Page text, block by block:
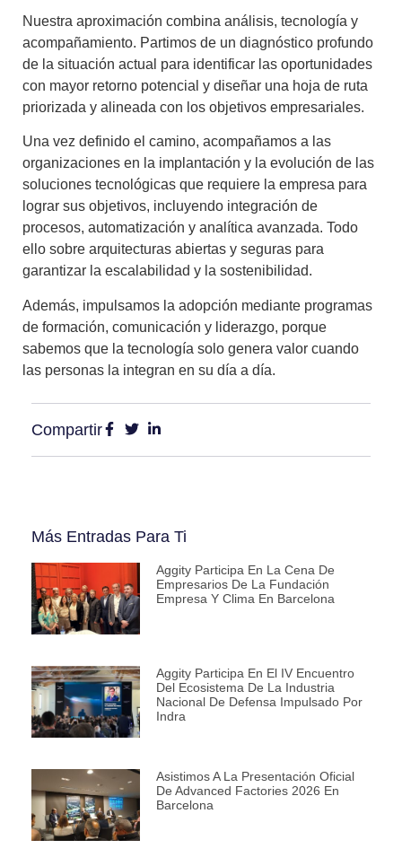
Nuestra aproximación combina análisis, tecnología y
acompañamiento. Partimos de un diagnóstico profundo
de la situación actual para identificar las oportunidades
con mayor retorno potencial y diseñar una hoja de ruta
priorizada y alineada con los objetivos empresariales.
Una vez definido el camino, acompañamos a las
organizaciones en la implantación y la evolución de las
soluciones tecnológicas que requiere la empresa para
lograr sus objetivos, incluyendo integración de
procesos, automatización y analítica avanzada. Todo
ello sobre arquitecturas abiertas y seguras para
garantizar la escalabilidad y la sostenibilidad.
Además, impulsamos la adopción mediante programas
de formación, comunicación y liderazgo, porque
sabemos que la tecnología solo genera valor cuando
las personas la integran en su día a día.
Compartir
Más Entradas Para Ti
Aggity Participa En La Cena De
Empresarios De La Fundación
Empresa Y Clima En Barcelona
Aggity Participa En El IV Encuentro
Del Ecosistema De La Industria
Nacional De Defensa Impulsado Por
Indra
Asistimos A La Presentación Oficial
De Advanced Factories 2026 En
Barcelona